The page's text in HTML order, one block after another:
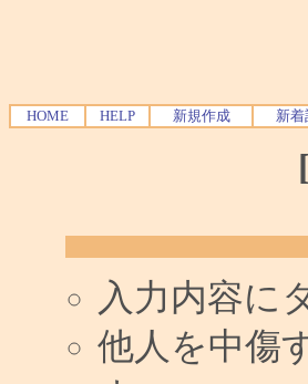
HOME HELP 新規作成 新着
[
入力内容に
他人を中傷